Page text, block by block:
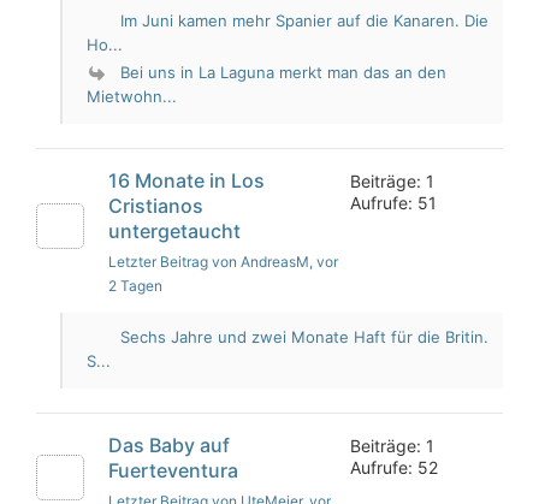
Im Juni kamen mehr Spanier auf die Kanaren. Die
Ho...
Bei uns in La Laguna merkt man das an den
Mietwohn...
16 Monate in Los
Cristianos
untergetaucht
Letzter Beitrag von AndreasM, vor
2 Tagen
Beiträge: 1
Aufrufe: 51
Sechs Jahre und zwei Monate Haft für die Britin.
S...
Das Baby auf
Fuerteventura
Beiträge: 1
Aufrufe: 52